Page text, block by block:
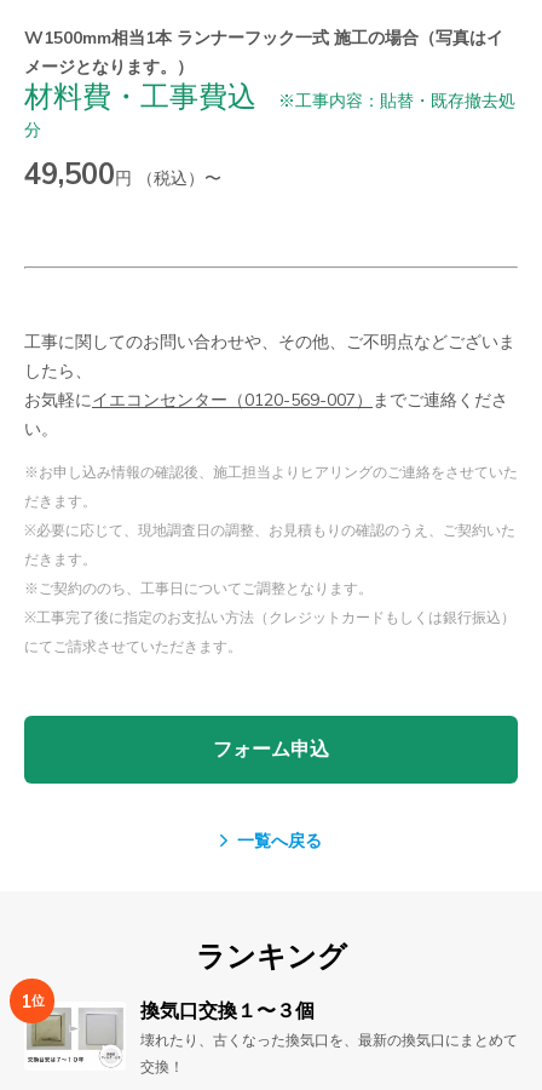
W1500mm相当1本 ランナーフック一式 施工の場合（写真はイ
メージとなります。）
材料費・工事費込
※工事内容：貼替・既存撤去処
分
49,500円 （税込）〜
工事に関してのお問い合わせや、その他、ご不明点などございま
したら、
お気軽にイエコンセンター（0120-569-007）
までご連絡くださ
い。
※お申し込み情報の確認後、施工担当よりヒアリングのご連絡をさせていた
だきます。
※必要に応じて、現地調査日の調整、お見積もりの確認のうえ、ご契約いた
だきます。
※ご契約ののち、工事日についてご調整となります。
※工事完了後に指定のお支払い方法（クレジットカードもしくは銀行振込）
にてご請求させていただきます。
フォーム申込
一覧へ戻る
ランキング
1位 換気口交換１〜３個
壊れたり、古くなった換気口を、最新の換気口にまとめて
交換！